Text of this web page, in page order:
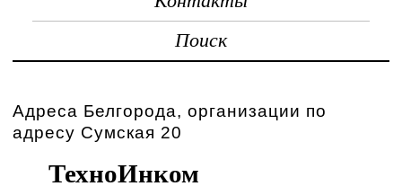
Поиск
Адреса Белгорода, организации по
адресу Сумская 20
ТехноИнком